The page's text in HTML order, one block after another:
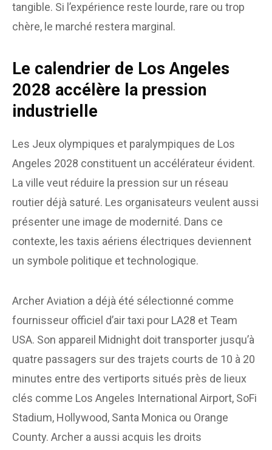
tangible. Si l’expérience reste lourde, rare ou trop
chère, le marché restera marginal.
Le calendrier de Los Angeles
2028 accélère la pression
industrielle
Les Jeux olympiques et paralympiques de Los
Angeles 2028 constituent un accélérateur évident.
La ville veut réduire la pression sur un réseau
routier déjà saturé. Les organisateurs veulent aussi
présenter une image de modernité. Dans ce
contexte, les taxis aériens électriques deviennent
un symbole politique et technologique.
Archer Aviation a déjà été sélectionné comme
fournisseur officiel d’air taxi pour LA28 et Team
USA. Son appareil Midnight doit transporter jusqu’à
quatre passagers sur des trajets courts de 10 à 20
minutes entre des vertiports situés près de lieux
clés comme Los Angeles International Airport, SoFi
Stadium, Hollywood, Santa Monica ou Orange
County. Archer a aussi acquis les droits